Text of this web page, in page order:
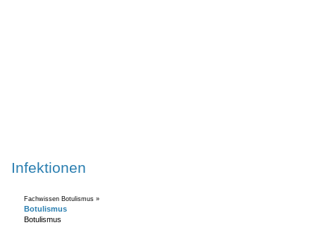
Infektionen
Fachwissen Botulismus »
Botulismus
Botulismus